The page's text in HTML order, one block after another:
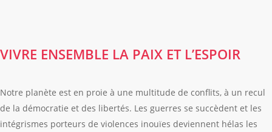
VIVRE ENSEMBLE LA PAIX ET L’ESPOIR
Notre planète est en proie à une multitude de conflits, à un recul
de la démocratie et des libertés. Les guerres se succèdent et les
intégrismes porteurs de violences inouïes deviennent hélas les